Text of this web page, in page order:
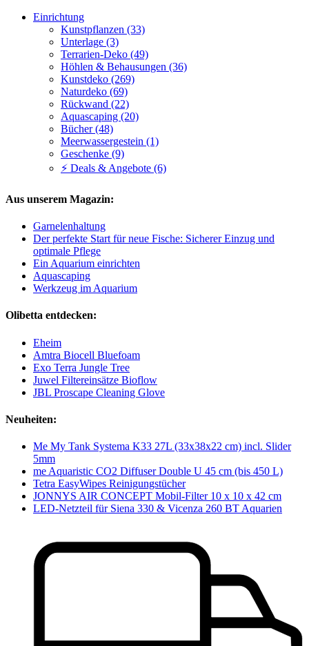
Einrichtung
Kunstpflanzen (33)
Unterlage (3)
Terrarien-Deko (49)
Höhlen & Behausungen (36)
Kunstdeko (269)
Naturdeko (69)
Rückwand (22)
Aquascaping (20)
Bücher (48)
Meerwassergestein (1)
Geschenke (9)
⚡ Deals & Angebote (6)
Aus unserem Magazin:
Garnelenhaltung
Der perfekte Start für neue Fische: Sicherer Einzug und
optimale Pflege
Ein Aquarium einrichten
Aquascaping
Werkzeug im Aquarium
Olibetta entdecken:
Eheim
Amtra Biocell Bluefoam
Exo Terra Jungle Tree
Juwel Filtereinsätze Bioflow
JBL Proscape Cleaning Glove
Neuheiten:
Me My Tank Systema K33 27L (33x38x22 cm) incl. Slider
5mm
me Aquaristic CO2 Diffuser Double U 45 cm (bis 450 L)
Tetra EasyWipes Reinigungstücher
JONNYS AIR CONCEPT Mobil-Filter 10 x 10 x 42 cm
LED-Netzteil für Siena 330 & Vicenza 260 BT Aquarien